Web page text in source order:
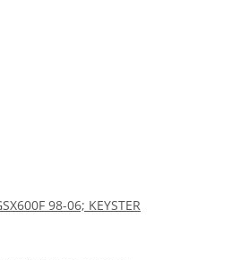
98-06; KEYSTER